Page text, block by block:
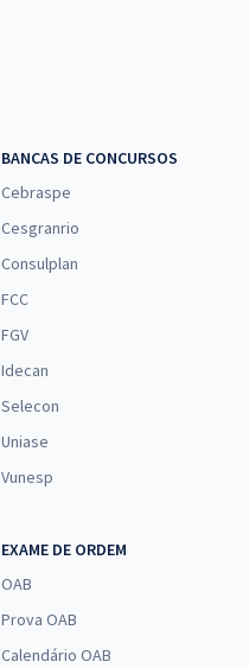
BANCAS DE CONCURSOS
Cebraspe
Cesgranrio
Consulplan
FCC
FGV
Idecan
Selecon
Uniase
Vunesp
EXAME DE ORDEM
OAB
Prova OAB
Calendário OAB